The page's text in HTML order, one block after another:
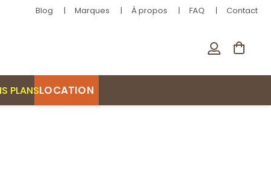
Blog Marques À propos FAQ Contact
PLANSLOCATION